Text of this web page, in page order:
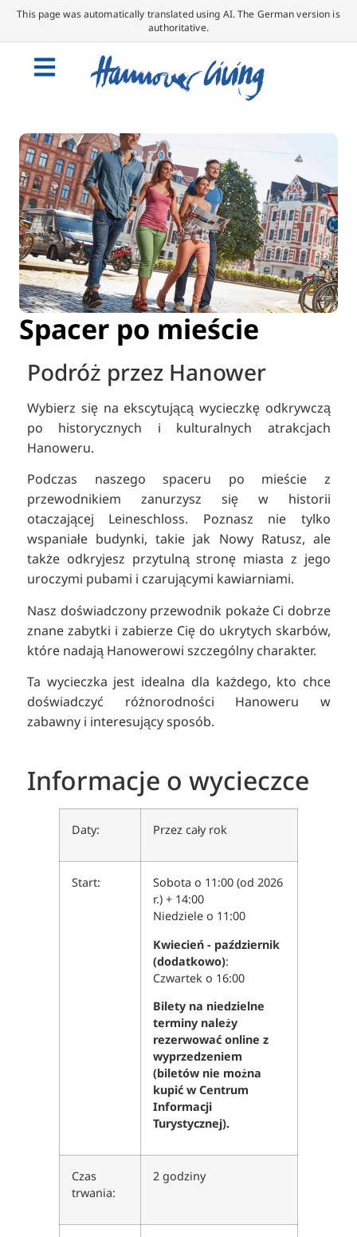
This page was automatically translated using AI. The German version is
authoritative.
Spacer po mieście
Podróż przez Hanower
Wybierz się na ekscytującą wycieczkę odkrywczą
po historycznych i kulturalnych atrakcjach
Hanoweru.
Podczas naszego spaceru po mieście z
przewodnikiem zanurzysz się w historii
otaczającej Leineschloss. Poznasz nie tylko
wspaniałe budynki, takie jak Nowy Ratusz, ale
także odkryjesz przytulną stronę miasta z jego
uroczymi pubami i czarującymi kawiarniami.
Nasz doświadczony przewodnik pokaże Ci dobrze
znane zabytki i zabierze Cię do ukrytych skarbów,
które nadają Hanowerowi szczególny charakter.
Ta wycieczka jest idealna dla każdego, kto chce
doświadczyć różnorodności Hanoweru w
zabawny i interesujący sposób.
Informacje o wycieczce
Daty: Przez cały rok
Start:
Sobota o 11:00 (od 2026
r.) + 14:00
Niedziele o 11:00
Kwiecień - październik
(dodatkowo):
Czwartek o 16:00
Bilety na niedzielne
terminy należy
rezerwować online z
wyprzedzeniem
(biletów nie można
kupić w Centrum
Informacji
Turystycznej).
Czas
trwania:
2 godziny